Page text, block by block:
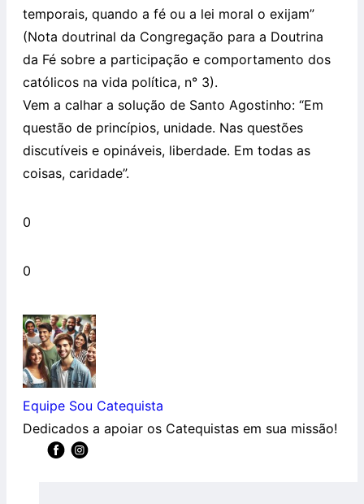
temporais, quando a fé ou a lei moral o exijam”
(Nota doutrinal da Congregação para a Doutrina
da Fé sobre a participação e comportamento dos
católicos na vida política, n° 3).
Vem a calhar a solução de Santo Agostinho: “Em
questão de princípios, unidade. Nas questões
discutíveis e opináveis, liberdade. Em todas as
coisas, caridade”.
0
0
Equipe Sou Catequista
Dedicados a apoiar os Catequistas em sua missão!